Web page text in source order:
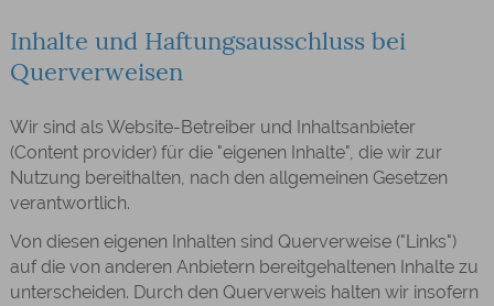
Inhalte und Haftungsausschluss bei
Querverweisen
Wir sind als Website-Betreiber und Inhaltsanbieter
(Content provider) für die "eigenen Inhalte", die wir zur
Nutzung bereithalten, nach den allgemeinen Gesetzen
verantwortlich.
Von diesen eigenen Inhalten sind Querverweise ("Links")
auf die von anderen Anbietern bereitgehaltenen Inhalte zu
unterscheiden. Durch den Querverweis halten wir insofern